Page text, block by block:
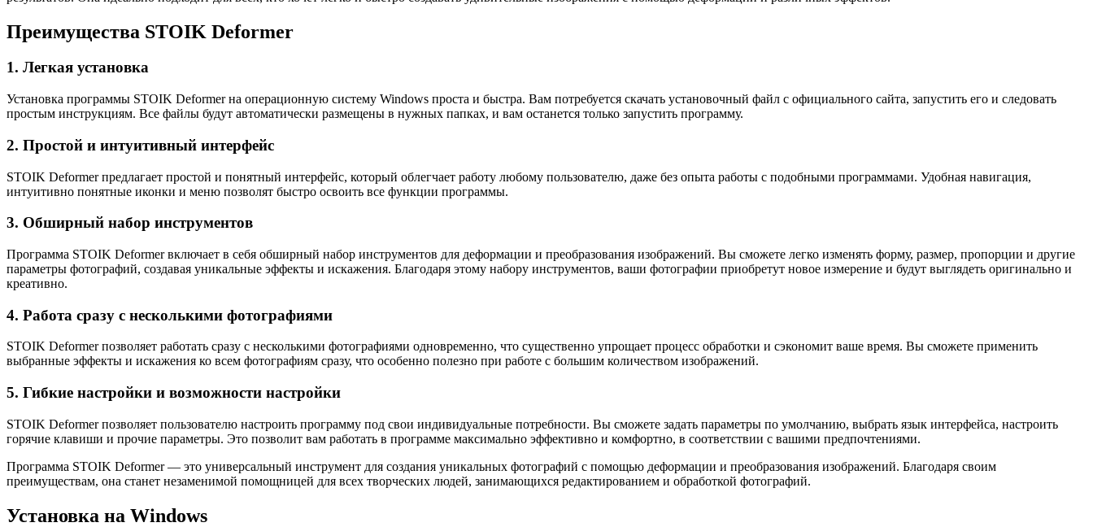
Преимущества STOIK Deformer
1. Легкая установка
Установка программы STOIK Deformer на операционную систему Windows проста и быстра. Вам потребуется скачать установочный файл с официального сайта, запустить его и следовать
простым инструкциям. Все файлы будут автоматически размещены в нужных папках, и вам останется только запустить программу.
2. Простой и интуитивный интерфейс
STOIK Deformer предлагает простой и понятный интерфейс, который облегчает работу любому пользователю, даже без опыта работы с подобными программами. Удобная навигация,
интуитивно понятные иконки и меню позволят быстро освоить все функции программы.
3. Обширный набор инструментов
Программа STOIK Deformer включает в себя обширный набор инструментов для деформации и преобразования изображений. Вы сможете легко изменять форму, размер, пропорции и другие
параметры фотографий, создавая уникальные эффекты и искажения. Благодаря этому набору инструментов, ваши фотографии приобретут новое измерение и будут выглядеть оригинально и
креативно.
4. Работа сразу с несколькими фотографиями
STOIK Deformer позволяет работать сразу с несколькими фотографиями одновременно, что существенно упрощает процесс обработки и сэкономит ваше время. Вы сможете применить
выбранные эффекты и искажения ко всем фотографиям сразу, что особенно полезно при работе с большим количеством изображений.
5. Гибкие настройки и возможности настройки
STOIK Deformer позволяет пользователю настроить программу под свои индивидуальные потребности. Вы сможете задать параметры по умолчанию, выбрать язык интерфейса, настроить
горячие клавиши и прочие параметры. Это позволит вам работать в программе максимально эффективно и комфортно, в соответствии с вашими предпочтениями.
Программа STOIK Deformer — это универсальный инструмент для создания уникальных фотографий с помощью деформации и преобразования изображений. Благодаря своим
преимуществам, она станет незаменимой помощницей для всех творческих людей, занимающихся редактированием и обработкой фотографий.
Установка на Windows